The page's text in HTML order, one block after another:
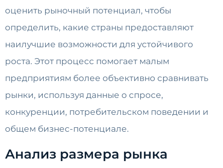
оценить рыночный потенциал, чтобы
определить, какие страны предоставляют
наилучшие возможности для устойчивого
роста. Этот процесс помогает малым
предприятиям более объективно сравнивать
рынки, используя данные о спросе,
конкуренции, потребительском поведении и
общем бизнес-потенциале.
Анализ размера рынка